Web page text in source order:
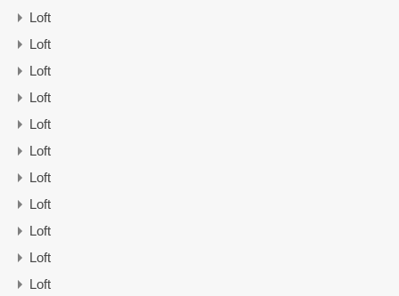
Loft
Loft
Loft
Loft
Loft
Loft
Loft
Loft
Loft
Loft
Loft